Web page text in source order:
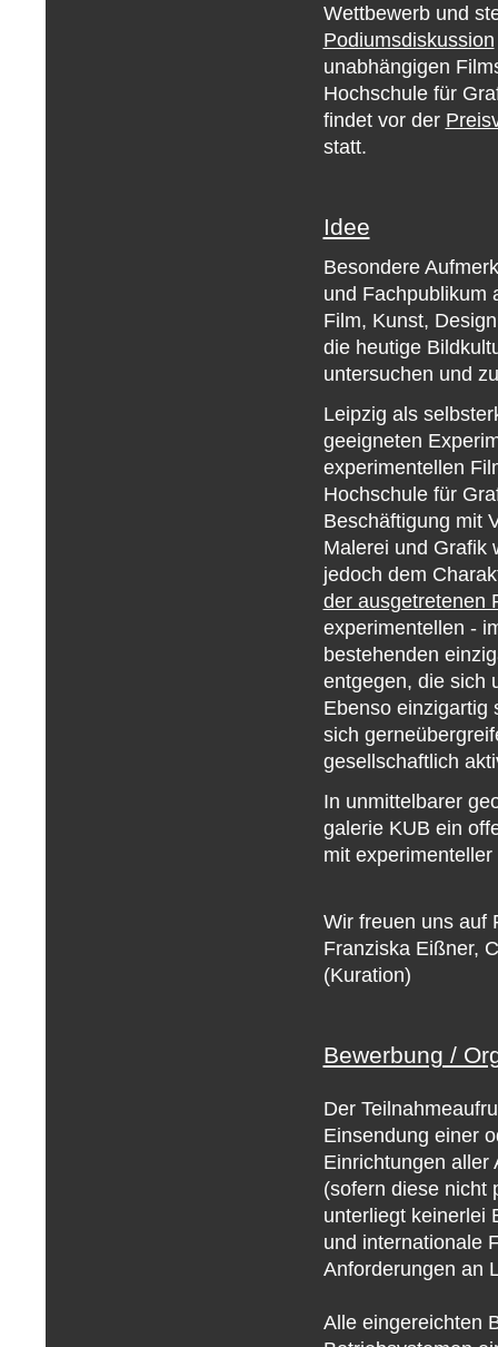
Wettbewerb und
Podiumsdiskussion
unabhängigen
Hochschule für
findet vor der
statt.
Idee
Besondere
und Fachpublikum
Film, Kunst,
die heutige
untersuchen und
Leipzig als
geeigneten
experimentellen
Hochschule für
Beschäftigung mit
Malerei und Grafik
jedoch dem
der ausgetretenen
experimentellen -
bestehenden
entgegen, die sich
Ebenso einzigartig
sich
gesellschaftlich
In unmittelbarer
galerie KUB ein
mit
Wir freuen uns auf
Franziska Eißner,
(Kuration)
Bewerbung /
Der
Einsendung einer
Einrichtungen aller
(sofern diese nicht
unterliegt keinerlei
und internationale
Anforderungen an
Alle eingereichten